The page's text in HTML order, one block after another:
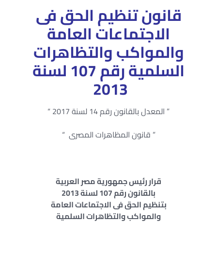
قانون تنظيم الحق فى
الاجتماعات العامة
والمواكب والتظاهرات
السلمية رقم 107 لسنة
2013
” المعدل بالقانون رقم 14 لسنة 2017 “
” قانون المظاهرات المصرى “
قرار رئيس جمهورية مصر العربية
بالقانون رقم 107 لسنة 2013
بتنظيم الحق فى الاجتماعات العامة
والمواكب والتظاهرات السلمية